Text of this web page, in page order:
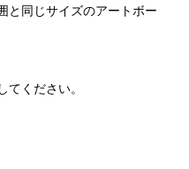
と同じサイズのアートボー
てください。